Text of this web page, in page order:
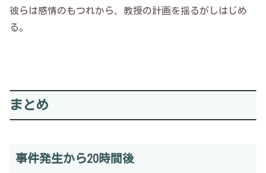
彼らは感情のもつれから、教授の計画を揺るがしはじめ
る。
まとめ
事件発生から20時間後